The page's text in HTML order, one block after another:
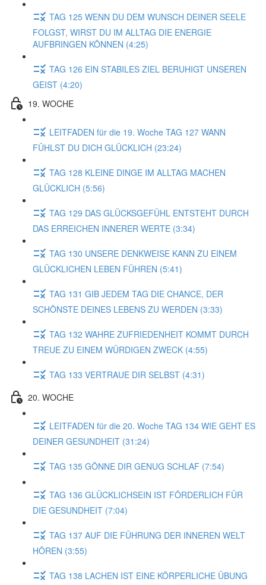
TAG 125 WENN DU DEM WUNSCH DEINER SEELE
FOLGST, WIRST DU IM ALLTAG DIE ENERGIE
AUFBRINGEN KÖNNEN (4:25)
TAG 126 EIN STABILES ZIEL BERUHIGT UNSEREN
GEIST (4:20)
19. WOCHE
LEITFADEN für die 19. Woche TAG 127 WANN
FÜHLST DU DICH GLÜCKLICH (23:24)
TAG 128 KLEINE DINGE IM ALLTAG MACHEN
GLÜCKLICH (5:56)
TAG 129 DAS GLÜCKSGEFÜHL ENTSTEHT DURCH
DAS ERREICHEN INNERER WERTE (3:34)
TAG 130 UNSERE DENKWEISE KANN ZU EINEM
GLÜCKLICHEN LEBEN FÜHREN (5:41)
TAG 131 GIB JEDEM TAG DIE CHANCE, DER
SCHÖNSTE DEINES LEBENS ZU WERDEN (3:33)
TAG 132 WAHRE ZUFRIEDENHEIT KOMMT DURCH
TREUE ZU EINEM WÜRDIGEN ZWECK (4:55)
TAG 133 VERTRAUE DIR SELBST (4:31)
20. WOCHE
LEITFADEN für die 20. Woche TAG 134 WIE GEHT ES
DEINER GESUNDHEIT (31:24)
TAG 135 GÖNNE DIR GENUG SCHLAF (7:54)
TAG 136 GLÜCKLICHSEIN IST FÖRDERLICH FÜR
DIE GESUNDHEIT (7:04)
TAG 137 AUF DIE FÜHRUNG DER INNEREN WELT
HÖREN (3:55)
TAG 138 LACHEN IST EINE KÖRPERLICHE ÜBUNG